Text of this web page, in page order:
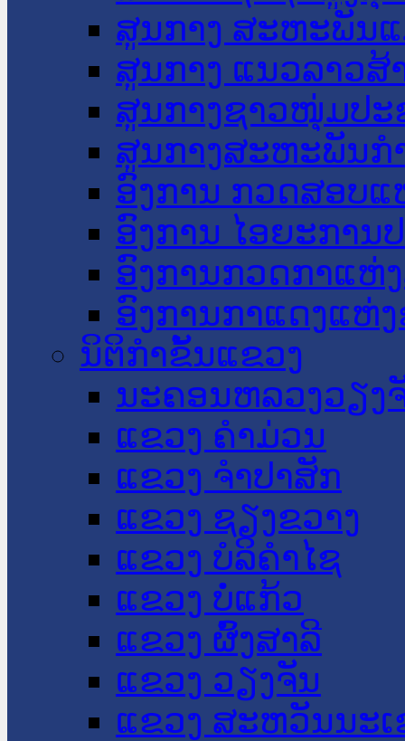
ສູນກາງ ສະຫະພັນ
ສູນກາງ ແນວລາວສ້
ສູນກາງຊາວໜຸ່ມປະ
ສູນກາງສະຫະພັນກ
ອົງການ ກວດສອບແ
ອົງການ ໄອຍະການ
ອົງການກວດກາແຫ່
ອົງການກາແດງແຫ່
ນິຕິກໍາຂັ້ນແຂວງ
ນະ​ຄອນ​ຫລວງວຽງ
ແຂວງ ຄໍາມ່ວນ
ແຂວງ ຈໍາປາສັກ
ແຂວງ ຊຽງຂວາງ
ແຂວງ ບໍລິຄໍາໄຊ
ແຂວງ ບໍ່ແກ້ວ
ແຂວງ ຜົ້ງສາລີ
ແຂວງ ວຽງຈັນ
ແຂວງ ສະຫວັນນະ